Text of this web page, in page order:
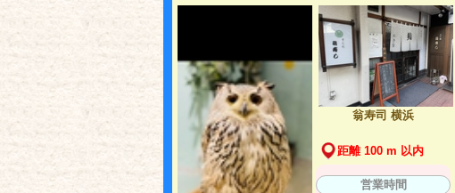
翁寿司 横浜
距離 100 m 以内
営業時間